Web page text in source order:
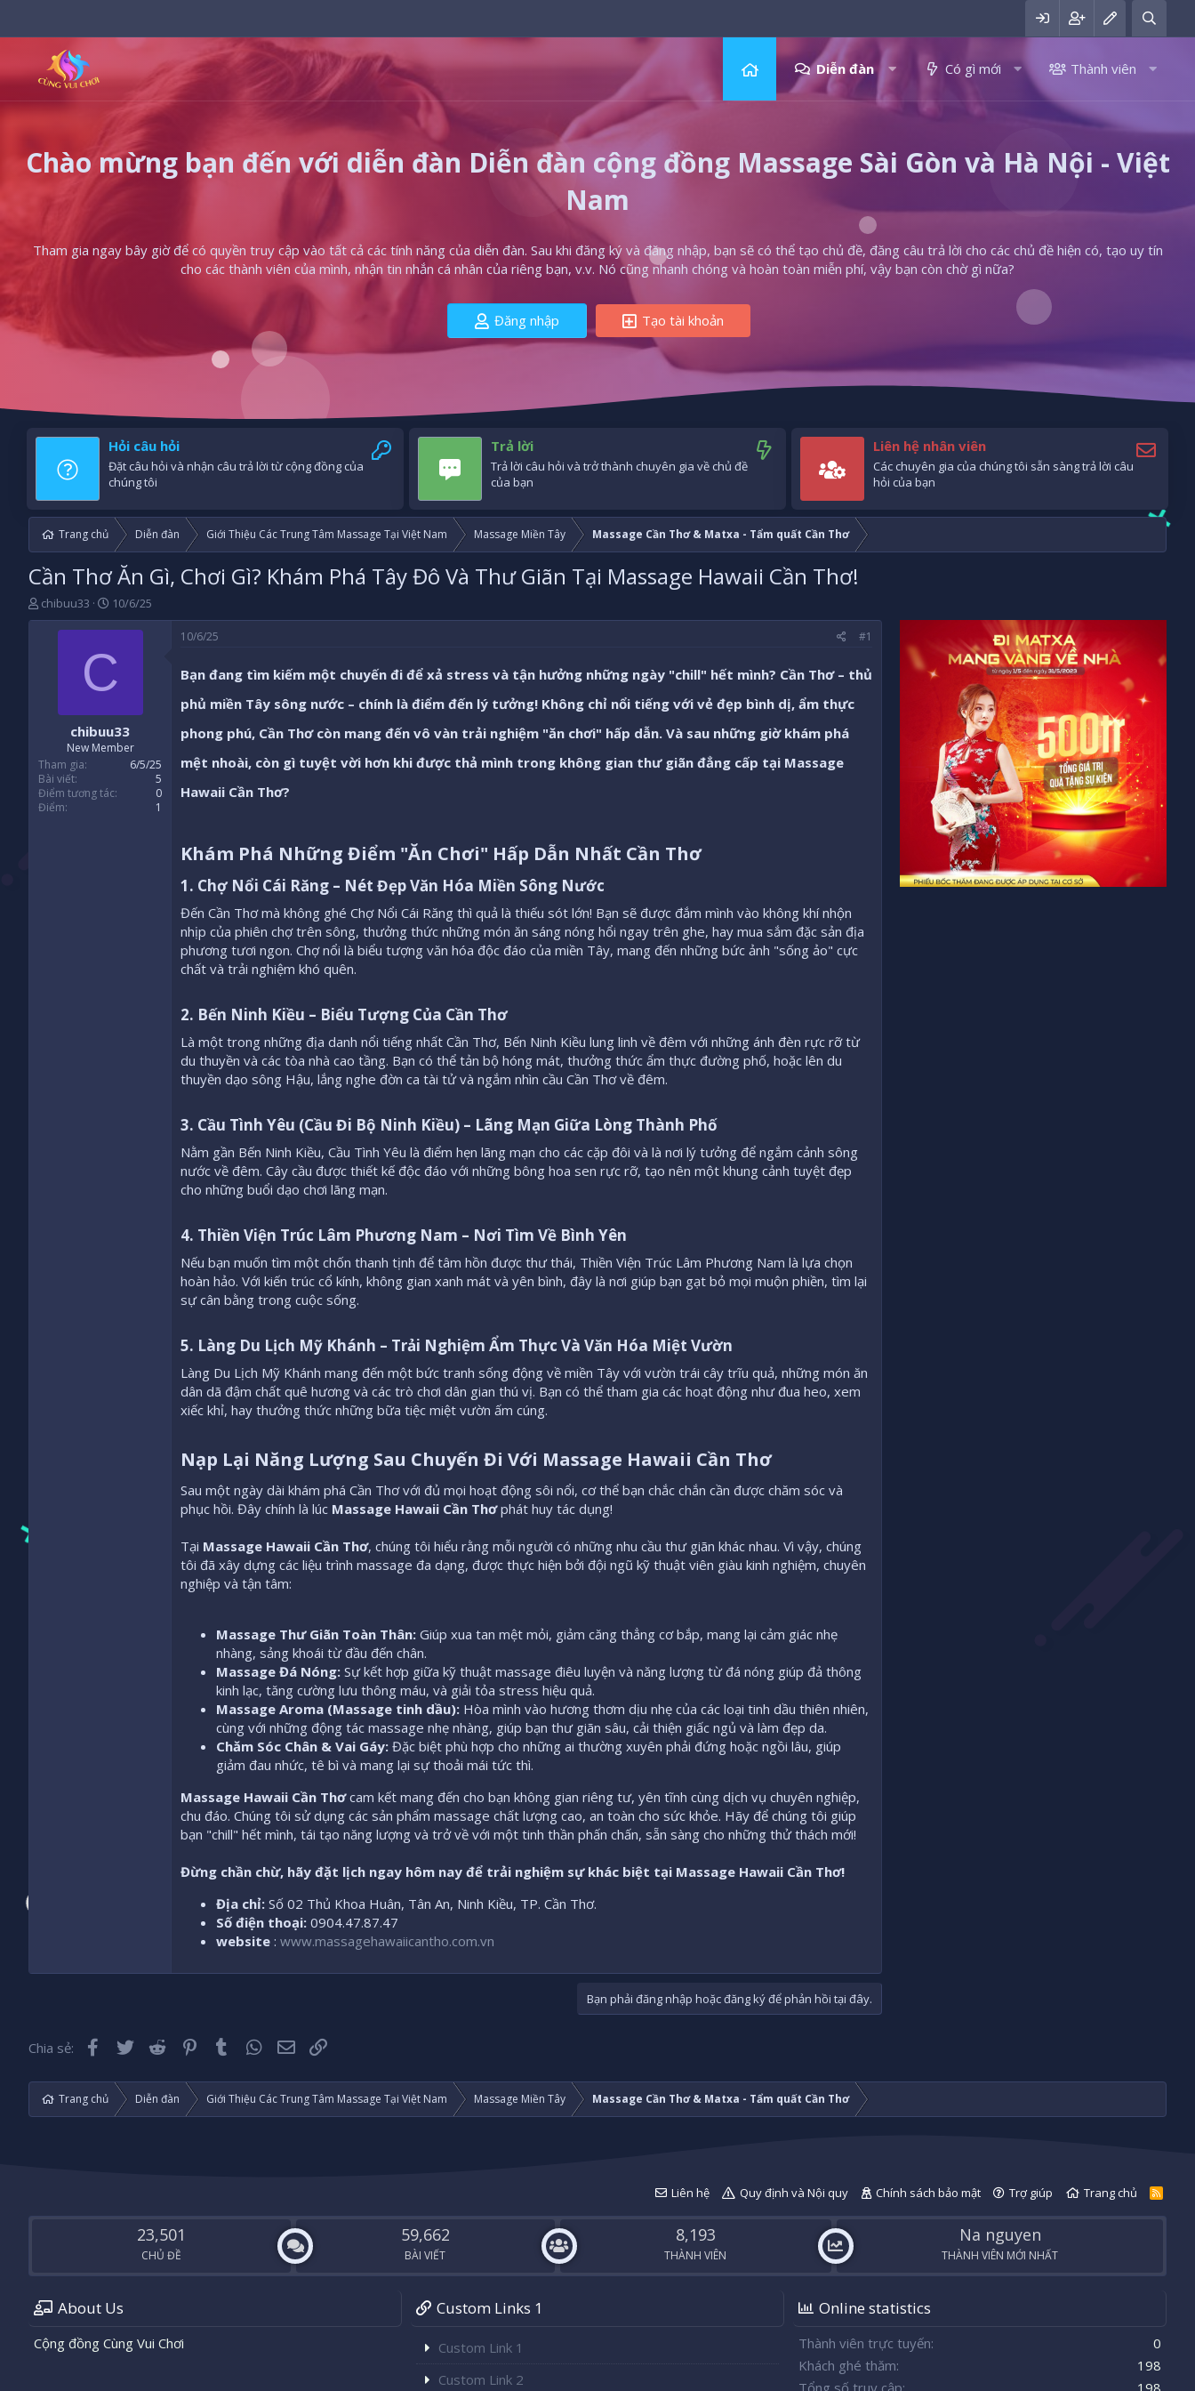
Diễn đàn Có gì mới Thành viên
Chào mừng bạn đến với diễn đàn Diễn đàn cộng đồng Massage Sài Gòn và Hà Nội - Việt
Nam
Tham gia ngay bây giờ để có quyền truy cập vào tất cả các tính năng của diễn đàn. Sau khi đăng ký và đăng nhập, bạn sẽ có thể tạo chủ đề, đăng câu trả lời cho các chủ đề hiện có, tạo uy tín
cho các thành viên của mình, nhận tin nhắn cá nhân của riêng bạn, v.v. Nó cũng nhanh chóng và hoàn toàn miễn phí, vậy bạn còn chờ gì nữa?
Đăng nhập Tạo tài khoản
Hỏi câu hỏi
Đặt câu hỏi và nhận câu trả lời từ cộng đồng của
chúng tôi
Trả lời
Trả lời câu hỏi và trở thành chuyên gia về chủ đề
của bạn
Liên hệ nhân viên
Các chuyên gia của chúng tôi sẵn sàng trả lời câu
hỏi của bạn
Trang chủ Diễn đàn Giới Thiệu Các Trung Tâm Massage Tại Việt Nam Massage Miền Tây Massage Cần Thơ & Matxa - Tẩm quất Cần Thơ
Cần Thơ Ăn Gì, Chơi Gì? Khám Phá Tây Đô Và Thư Giãn Tại Massage Hawaii Cần Thơ!
B
ắ
chibuu33
N
g
à
b
ắ
đ
ầ
u
10/6/25
C
chibuu33
New Member
Tham gia
6/5/25
Bài viết
5
Điểm tương tác
0
Điểm
1
10/6/25 #1
Bạn đang tìm kiếm một chuyến đi để xả stress và tận hưởng những ngày "chill" hết mình? Cần Thơ – thủ
phủ miền Tây sông nước – chính là điểm đến lý tưởng! Không chỉ nổi tiếng với vẻ đẹp bình dị, ẩm thực
phong phú, Cần Thơ còn mang đến vô vàn trải nghiệm "ăn chơi" hấp dẫn. Và sau những giờ khám phá
mệt nhoài, còn gì tuyệt vời hơn khi được thả mình trong không gian thư giãn đẳng cấp tại Massage
Hawaii Cần Thơ?
Khám Phá Những Điểm "Ăn Chơi" Hấp Dẫn Nhất Cần Thơ​
1. Chợ Nổi Cái Răng – Nét Đẹp Văn Hóa Miền Sông Nước​
Đến Cần Thơ mà không ghé Chợ Nổi Cái Răng thì quả là thiếu sót lớn! Bạn sẽ được đắm mình vào không khí nhộn
nhịp của phiên chợ trên sông, thưởng thức những món ăn sáng nóng hổi ngay trên ghe, hay mua sắm đặc sản địa
phương tươi ngon. Chợ nổi là biểu tượng văn hóa độc đáo của miền Tây, mang đến những bức ảnh "sống ảo" cực
chất và trải nghiệm khó quên.
2. Bến Ninh Kiều – Biểu Tượng Của Cần Thơ​
Là một trong những địa danh nổi tiếng nhất Cần Thơ, Bến Ninh Kiều lung linh về đêm với những ánh đèn rực rỡ từ
du thuyền và các tòa nhà cao tầng. Bạn có thể tản bộ hóng mát, thưởng thức ẩm thực đường phố, hoặc lên du
thuyền dạo sông Hậu, lắng nghe đờn ca tài tử và ngắm nhìn cầu Cần Thơ về đêm.
3. Cầu Tình Yêu (Cầu Đi Bộ Ninh Kiều) – Lãng Mạn Giữa Lòng Thành Phố​
Nằm gần Bến Ninh Kiều, Cầu Tình Yêu là điểm hẹn lãng mạn cho các cặp đôi và là nơi lý tưởng để ngắm cảnh sông
nước về đêm. Cây cầu được thiết kế độc đáo với những bông hoa sen rực rỡ, tạo nên một khung cảnh tuyệt đẹp
cho những buổi dạo chơi lãng mạn.
4. Thiền Viện Trúc Lâm Phương Nam – Nơi Tìm Về Bình Yên​
Nếu bạn muốn tìm một chốn thanh tịnh để tâm hồn được thư thái, Thiền Viện Trúc Lâm Phương Nam là lựa chọn
hoàn hảo. Với kiến trúc cổ kính, không gian xanh mát và yên bình, đây là nơi giúp bạn gạt bỏ mọi muộn phiền, tìm lại
sự cân bằng trong cuộc sống.
5. Làng Du Lịch Mỹ Khánh – Trải Nghiệm Ẩm Thực Và Văn Hóa Miệt Vườn​
Làng Du Lịch Mỹ Khánh mang đến một bức tranh sống động về miền Tây với vườn trái cây trĩu quả, những món ăn
dân dã đậm chất quê hương và các trò chơi dân gian thú vị. Bạn có thể tham gia các hoạt động như đua heo, xem
xiếc khỉ, hay thưởng thức những bữa tiệc miệt vườn ấm cúng.
Nạp Lại Năng Lượng Sau Chuyến Đi Với Massage Hawaii Cần Thơ​
Sau một ngày dài khám phá Cần Thơ với đủ mọi hoạt động sôi nổi, cơ thể bạn chắc chắn cần được chăm sóc và
phục hồi. Đây chính là lúc Massage Hawaii Cần Thơphát huy tác dụng!
Tại Massage Hawaii Cần Thơ, chúng tôi hiểu rằng mỗi người có những nhu cầu thư giãn khác nhau. Vì vậy, chúng
tôi đã xây dựng các liệu trình massage đa dạng, được thực hiện bởi đội ngũ kỹ thuật viên giàu kinh nghiệm, chuyên
nghiệp và tận tâm:
Massage Thư Giãn Toàn Thân: Giúp xua tan mệt mỏi, giảm căng thẳng cơ bắp, mang lại cảm giác nhẹ
nhàng, sảng khoái từ đầu đến chân.
Massage Đá Nóng: Sự kết hợp giữa kỹ thuật massage điêu luyện và năng lượng từ đá nóng giúp đả thông
kinh lạc, tăng cường lưu thông máu, và giải tỏa stress hiệu quả.
Massage Aroma (Massage tinh dầu): Hòa mình vào hương thơm dịu nhẹ của các loại tinh dầu thiên nhiên,
cùng với những động tác massage nhẹ nhàng, giúp bạn thư giãn sâu, cải thiện giấc ngủ và làm đẹp da.
Chăm Sóc Chân & Vai Gáy: Đặc biệt phù hợp cho những ai thường xuyên phải đứng hoặc ngồi lâu, giúp
giảm đau nhức, tê bì và mang lại sự thoải mái tức thì.
Massage Hawaii Cần Thơcam kết mang đến cho bạn không gian riêng tư, yên tĩnh cùng dịch vụ chuyên nghiệp,
chu đáo. Chúng tôi sử dụng các sản phẩm massage chất lượng cao, an toàn cho sức khỏe. Hãy để chúng tôi giúp
bạn "chill" hết mình, tái tạo năng lượng và trở về với một tinh thần phấn chấn, sẵn sàng cho những thử thách mới!
Đừng chần chừ, hãy đặt lịch ngay hôm nay để trải nghiệm sự khác biệt tại Massage Hawaii Cần Thơ!
Địa chỉ: Số 02 Thủ Khoa Huân, Tân An, Ninh Kiều, TP. Cần Thơ.
Số điện thoại: 0904.47.87.47
website : www.massagehawaiicantho.com.vn
Bạn phải đăng nhập hoặc đăng ký để phản hồi tại đây.
Chia sẻ: Facebook
Twitter Reddit Pinterest
Tumblr WhatsApp
Email
Trang chủ Diễn đàn Giới Thiệu Các Trung Tâm Massage Tại Việt Nam Massage Miền Tây Massage Cần Thơ & Matxa - Tẩm quất Cần Thơ
Liên hệ Quy định và Nội quy Chính sách bảo mật Trợ giúp Trang chủ
R
S
23,501
CHỦ ĐỀ
59,662
BÀI VIẾT
8,193
THÀNH VIÊN
Na nguyen
THÀNH VIÊN MỚI NHẤT
About Us
Cộng đồng Cùng Vui Chơi
Custom Links 1
Custom Link 1
Custom Link 2
Online statistics
Thành viên trực tuyến
0
Khách ghé thăm
198
Tổng số truy cập
198